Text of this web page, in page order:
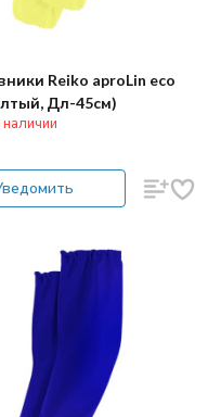
Reiko aproLin eco
Дл-45см)